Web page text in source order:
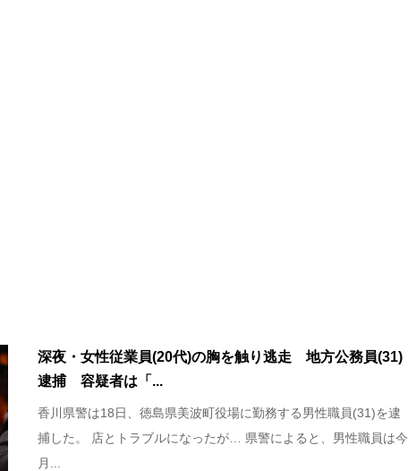
深夜・女性従業員(20代)の胸を触り逃走 地方公務員(31)
逮捕 容疑者は「...
香川県警は18日、徳島県美波町役場に勤務する男性職員(31)を逮
捕した。 店とトラブルになったが… 県警によると、男性職員は今
月...